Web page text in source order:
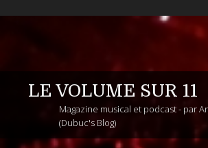
LE VOLUME SUR 11
Magazine musical et podcast - par
(Dubuc's Blog)